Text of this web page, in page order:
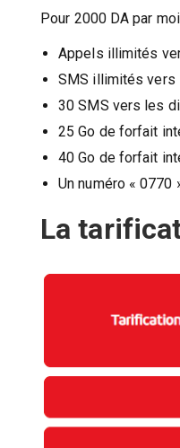
Pour 2000 DA par
Appels illimités
SMS illimités vers
30 SMS vers les
25 Go de forfait
40 Go de forfait
Un numéro «
La